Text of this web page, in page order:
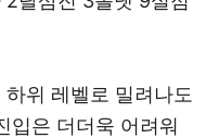
위 레벨로 밀려나도
입은 더더욱 어려워